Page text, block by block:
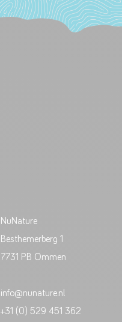
NuNature
Besthemerberg 1
7731 PB Ommen
info@nunature.nl
+31 (0) 529 451 362